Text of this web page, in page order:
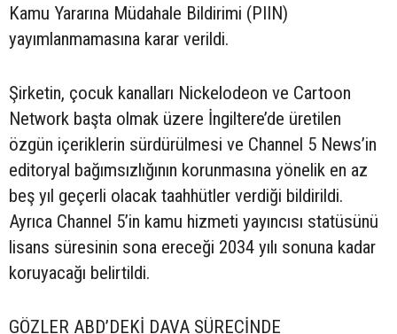
Kamu Yararına Müdahale Bildirimi (PIIN)
yayımlanmamasına karar verildi.
Şirketin, çocuk kanalları Nickelodeon ve Cartoon
Network başta olmak üzere İngiltere’de üretilen
özgün içeriklerin sürdürülmesi ve Channel 5 News’in
editoryal bağımsızlığının korunmasına yönelik en az
beş yıl geçerli olacak taahhütler verdiği bildirildi.
Ayrıca Channel 5’in kamu hizmeti yayıncısı statüsünü
lisans süresinin sona ereceği 2034 yılı sonuna kadar
koruyacağı belirtildi.
GÖZLER ABD’DEKİ DAVA SÜRECİNDE